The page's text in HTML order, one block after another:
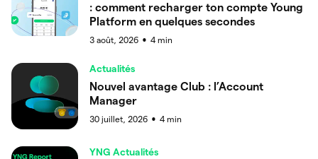
: comment recharger ton compte Young
Platform en quelques secondes
3 août, 2026 ● 4 min
Actualités
Nouvel avantage Club : l’Account
Manager
30 juillet, 2026 ● 4 min
YNG Actualités